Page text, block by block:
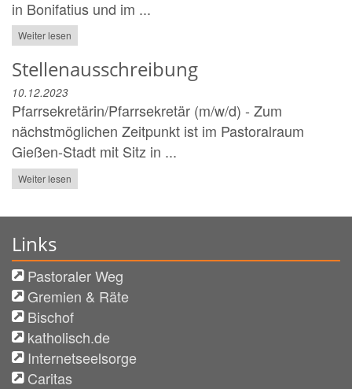
in Bonifatius und im ...
Weiter lesen
Stellenausschreibung
10.12.2023
Pfarrsekretärin/Pfarrsekretär (m/w/d) - Zum
nächstmöglichen Zeitpunkt ist im Pastoralraum
Gießen-Stadt mit Sitz in ...
Weiter lesen
Links
Pastoraler Weg
Gremien & Räte
Bischof
katholisch.de
Internetseelsorge
Caritas